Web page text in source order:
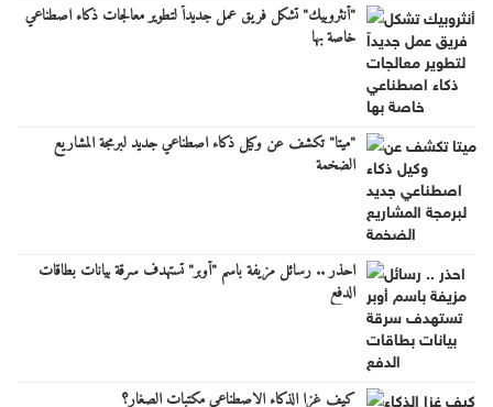
"أنثروبيك" تشكل فريق عمل جديداً لتطوير معالجات ذكاء اصطناعي
خاصة بها
"ميتا" تكشف عن وكيل ذكاء اصطناعي جديد لبرمجة المشاريع
الضخمة
احذر .. رسائل مزيفة باسم "أوبر" تستهدف سرقة بيانات بطاقات
الدفع
كيف غزا الذكاء الاصطناعي مكتبات الصغار؟